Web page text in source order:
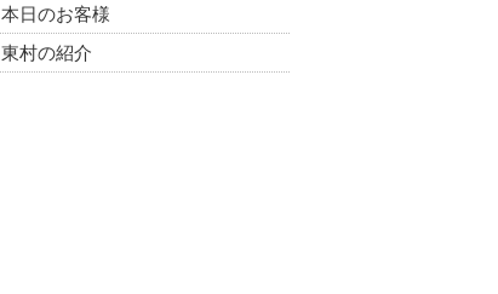
本日のお客様
東村の紹介